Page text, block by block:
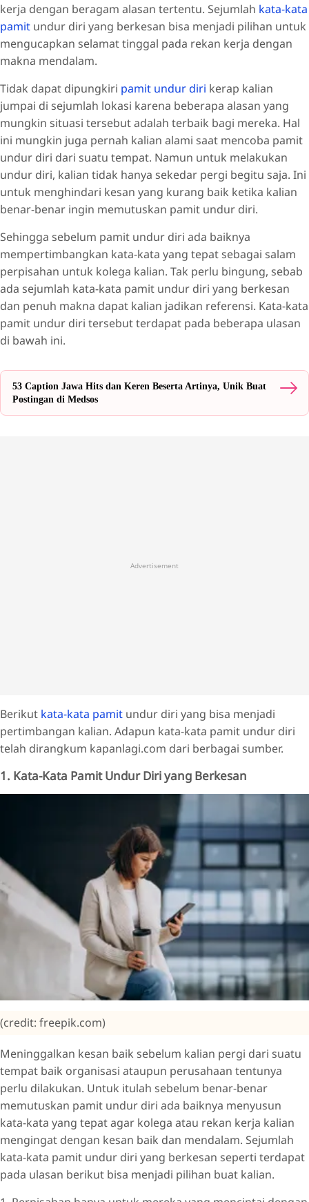
kerja dengan beragam alasan tertentu. Sejumlah kata-kata
pamit undur diri yang berkesan bisa menjadi pilihan untuk
mengucapkan selamat tinggal pada rekan kerja dengan
makna mendalam.
Tidak dapat dipungkiri pamit undur diri kerap kalian
jumpai di sejumlah lokasi karena beberapa alasan yang
mungkin situasi tersebut adalah terbaik bagi mereka. Hal
ini mungkin juga pernah kalian alami saat mencoba pamit
undur diri dari suatu tempat. Namun untuk melakukan
undur diri, kalian tidak hanya sekedar pergi begitu saja. Ini
untuk menghindari kesan yang kurang baik ketika kalian
benar-benar ingin memutuskan pamit undur diri.
Sehingga sebelum pamit undur diri ada baiknya
mempertimbangkan kata-kata yang tepat sebagai salam
perpisahan untuk kolega kalian. Tak perlu bingung, sebab
ada sejumlah kata-kata pamit undur diri yang berkesan
dan penuh makna dapat kalian jadikan referensi. Kata-kata
pamit undur diri tersebut terdapat pada beberapa ulasan
di bawah ini.
53 Caption Jawa Hits dan Keren Beserta Artinya, Unik Buat
Postingan di Medsos
Advertisement
Berikut kata-kata pamit undur diri yang bisa menjadi
pertimbangan kalian. Adapun kata-kata pamit undur diri
telah dirangkum kapanlagi.com dari berbagai sumber.
1. Kata-Kata Pamit Undur Diri yang Berkesan
(credit: freepik.com)
Meninggalkan kesan baik sebelum kalian pergi dari suatu
tempat baik organisasi ataupun perusahaan tentunya
perlu dilakukan. Untuk itulah sebelum benar-benar
memutuskan pamit undur diri ada baiknya menyusun
kata-kata yang tepat agar kolega atau rekan kerja kalian
mengingat dengan kesan baik dan mendalam. Sejumlah
kata-kata pamit undur diri yang berkesan seperti terdapat
pada ulasan berikut bisa menjadi pilihan buat kalian.